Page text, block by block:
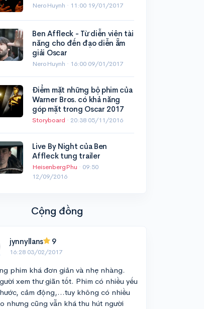
NeroHuynh · 11:00 19/01/2017
Ben Affleck - Từ diễn viên tài
năng cho đến đạo diễn ẵm
giải Oscar
NeroHuynh · 16:00 09/01/2017
Điểm mặt những bộ phim của
Warner Bros. có khả năng
góp mặt trong Oscar 2017
Storyboard · 20:38 05/11/2016
Live By Night của Ben
Affleck tung trailer
HeisenbergPhu · 09:50
12/09/2016
Cộng đồng
jynnyllans 9
16:28 03/02/2017
phim khá đơn giản và nhẹ nhàng.
xem thư giãn tốt. Phim có nhiều yếu
cảm động,...tuy không có nhiều
nhưng cũng vẫn khá thu hút người